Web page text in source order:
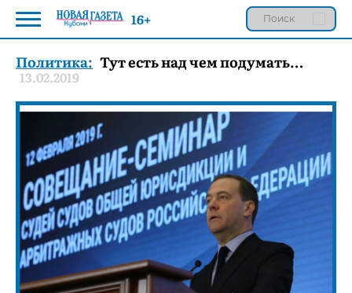
Политика: Тут есть над чем подумать…
13.02.2019
16+